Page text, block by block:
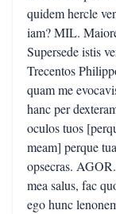
quidem hercle
iam? MIL.
Supersede istis
Trecentos
quam me
hanc per
oculos tuos
meam] perque
opsecras.
mea salus, fac
ego hunc